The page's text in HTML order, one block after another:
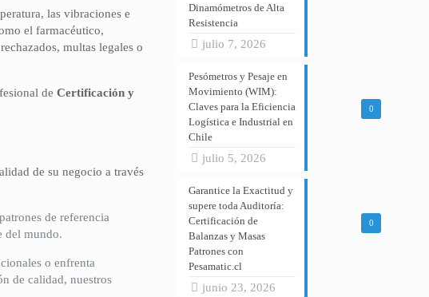
las vibraciones e
el farmacéutico,
multas legales o
deCertificación y
de su negocio a través
de referencia
del mundo.
o enfrenta
de calidad, nuestros
Dinamómetros de Alta
Resistencia
julio 7, 2026
0
Pesómetros y Pesaje en
Movimiento (WIM):
Claves para la Eficiencia
Logística e Industrial en
Chile
julio 5, 2026
0
Garantice la Exactitud y
supere toda Auditoría:
Certificación de
Balanzas y Masas
Patrones con
Pesamatic.cl
junio 23, 2026